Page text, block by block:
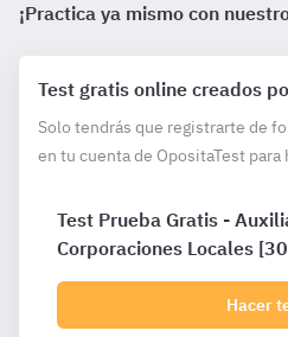
¡Practica ya mismo con
Test gratis online creados
Solo tendrás que registrarte de
en tu cuenta de OpositaTest
Test Prueba Gratis -
Corporaciones Locales
Hacer